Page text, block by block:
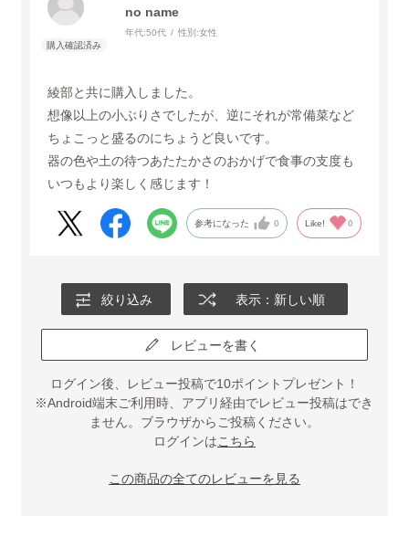
no name
年代:50代 性別:女性
綾部と共に購入しました。
想像以上の小ぶりさでしたが、逆にそれが常備菜など
ちょこっと盛るのにちょうど良いです。
器の色や土の待つあたたかさのおかげで食事の支度も
いつもより楽しく感じます！
参考になった 0 Like! 0
絞り込み 表示：新しい順
レビューを書く
ログイン後、レビュー投稿で10ポイントプレゼント！
※Android端末ご利用時、アプリ経由でレビュー投稿はでき
ません。ブラウザからご投稿ください。
ログインはこちら
この商品の全てのレビューを見る